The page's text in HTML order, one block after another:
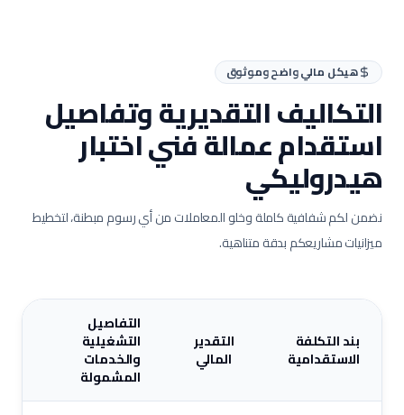
هيكل مالي واضح وموثوق
التكاليف التقديرية وتفاصيل
استقدام عمالةفني اختبار
هيدروليكي
نضمن لكم شفافية كاملة وخلو المعاملات من أي رسوم مبطنة، لتخطيط
ميزانيات مشاريعكم بدقة متناهية.
بند التكلفة
الاستقدامية
التقدير
المالي
التفاصيل
التشغيلية
والخدمات
المشمولة